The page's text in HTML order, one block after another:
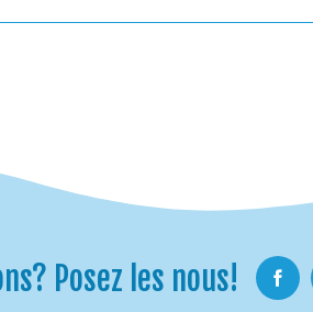
Posez les nous!